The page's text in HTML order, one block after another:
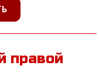
правой